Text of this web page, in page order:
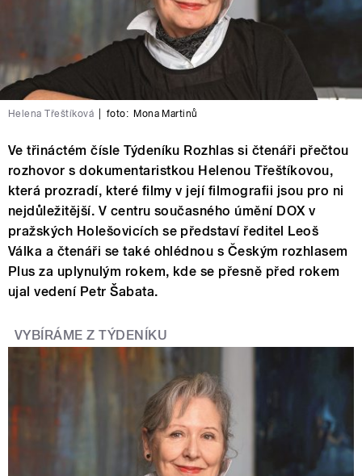
Helena Třeštíková foto: Mona Martinů
Ve třináctém čísle Týdeníku Rozhlas si čtenáři přečtou
rozhovor s dokumentaristkou Helenou Třeštíkovou,
která prozradí, které filmy v její filmografii jsou pro ni
nejdůležitější. V centru současného úmění DOX v
pražských Holešovicích se představí ředitel Leoš
Válka a čtenáři se také ohlédnou s Českým rozhlasem
Plus za uplynulým rokem, kde se přesně před rokem
ujal vedení Petr Šabata.
VYBÍRÁME Z TÝDENÍKU